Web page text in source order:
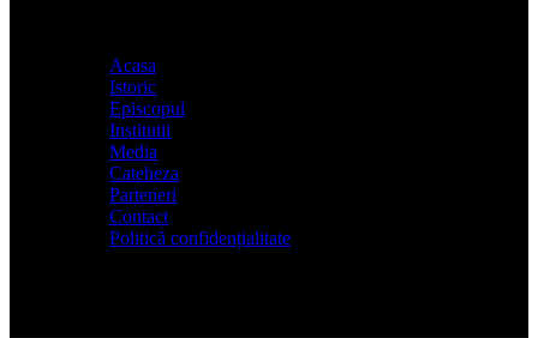
Acasa
Istoric
Episcopul
Institutii
Media
Cateheza
Parteneri
Contact
Politică confidențialitate